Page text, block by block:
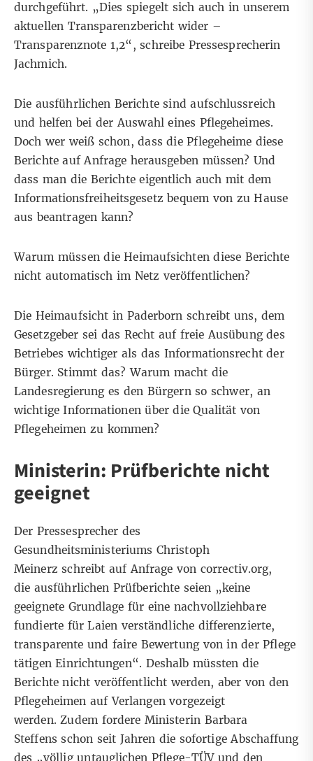
durchgeführt. „Dies spiegelt sich auch in unserem
aktuellen Transparenzbericht wider –
Transparenznote 1,2“, schreibe Pressesprecherin
Jachmich.
Die ausführlichen Berichte sind aufschlussreich
und helfen bei der Auswahl eines Pflegeheimes.
Doch wer weiß schon, dass die Pflegeheime diese
Berichte auf Anfrage herausgeben müssen? Und
dass man die Berichte eigentlich auch mit dem
Informationsfreiheitsgesetz bequem von zu Hause
aus beantragen kann?
Warum müssen die Heimaufsichten diese Berichte
nicht automatisch im Netz veröffentlichen?
Die Heimaufsicht in Paderborn schreibt uns, dem
Gesetzgeber sei das Recht auf freie Ausübung des
Betriebes wichtiger als das Informationsrecht der
Bürger. Stimmt das? Warum macht die
Landesregierung es den Bürgern so schwer, an
wichtige Informationen über die Qualität von
Pflegeheimen zu kommen?
Ministerin: Prüfberichte nicht
geeignet
Der Pressesprecher des
Gesundheitsministeriums Christoph
Meinerz schreibt auf Anfrage von correctiv.org,
die ausführlichen Prüfberichte seien „keine
geeignete Grundlage für eine nachvollziehbare
fundierte für Laien verständliche differenzierte,
transparente und faire Bewertung von in der Pflege
tätigen Einrichtungen“. Deshalb müssten die
Berichte nicht veröffentlicht werden, aber von den
Pflegeheimen auf Verlangen vorgezeigt
werden. Zudem fordere Ministerin Barbara
Steffens schon seit Jahren die sofortige Abschaffung
des „völlig untauglichen Pflege-TÜV und den